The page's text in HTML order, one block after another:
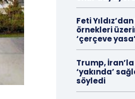
Feti
örnekleri
‘çerçeve
Trump,
‘yakında’
söyledi